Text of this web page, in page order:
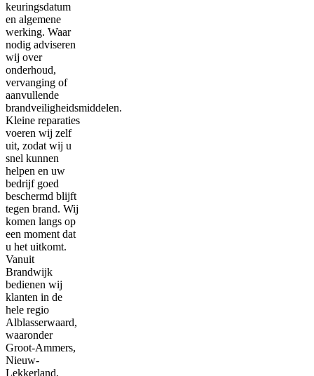
keuringsdatum
en algemene
werking. Waar
nodig adviseren
wij over
onderhoud,
vervanging of
aanvullende
brandveiligheidsmiddelen.
Kleine reparaties
voeren wij zelf
uit, zodat wij u
snel kunnen
helpen en uw
bedrijf goed
beschermd blijft
tegen brand. Wij
komen langs op
een moment dat
u het uitkomt.
Vanuit
Brandwijk
bedienen wij
klanten in de
hele regio
Alblasserwaard,
waaronder
Groot-Ammers,
Nieuw-
Lekkerland,